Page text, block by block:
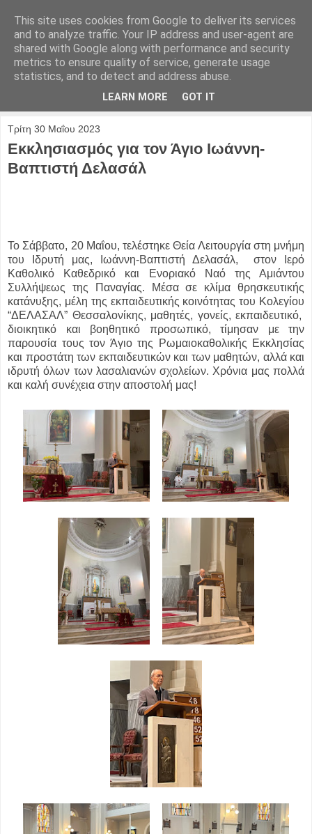
Τρίτη 30 Μαΐου 2023
Εκκλησιασμός για τον Άγιο Ιωάννη-
Βαπτιστή Δελασάλ
Το Σάββατο, 20 Μαΐου, τελέστηκε Θεία Λειτουργία στη μνήμη
του Ιδρυτή μας, Ιωάννη-Βαπτιστή Δελασάλ, στον Ιερό
Καθολικό Καθεδρικό και Ενοριακό Ναό της Αμιάντου
Συλλήψεως της Παναγίας. Μέσα σε κλίμα θρησκευτικής
κατάνυξης, μέλη της εκπαιδευτικής κοινότητας του Κολεγίου
“ΔΕΛΑΣΑΛ” Θεσσαλονίκης, μαθητές, γονείς, εκπαιδευτικό,
διοικητικό και βοηθητικό προσωπικό, τίμησαν με την
παρουσία τους τον Άγιο της Ρωμαιοκαθολικής Εκκλησίας
και προστάτη των εκπαιδευτικών και των μαθητών, αλλά και
ιδρυτή όλων των λασαλιανών σχολείων. Χρόνια μας πολλά
και καλή συνέχεια στην αποστολή μας!
This site uses cookies from Google to deliver its services
and to analyze traffic. Your IP address and user-agent are
shared with Google along with performance and security
metrics to ensure quality of service, generate usage
statistics, and to detect and address abuse.
LEARN MORE GOT IT